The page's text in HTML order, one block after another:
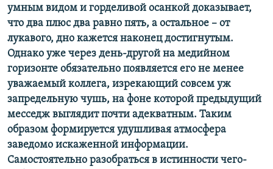
умным видом и горделивой осанкой доказывает,
что два плюс два равно пять, а остальное – от
лукавого, дно кажется наконец достигнутым.
Однако уже через день-другой на медийном
горизонте обязательно появляется его не менее
уважаемый коллега, изрекающий совсем уж
запредельную чушь, на фоне которой предыдущий
месседж выглядит почти адекватным. Таким
образом формируется удушливая атмосфера
заведомо искаженной информации.
Самостоятельно разобраться в истинности чего-